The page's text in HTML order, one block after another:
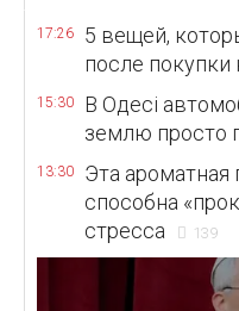
17:26
5 вещей,
после покупки
15:30
В Одесі
землю просто
13:30
Эта ароматная
способна
стресса
139